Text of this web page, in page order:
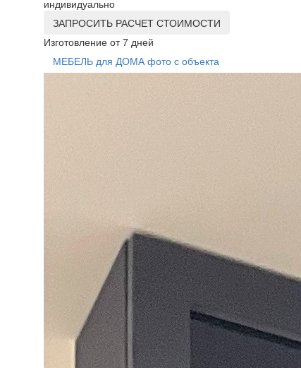
индивидуально
ЗАПРОСИТЬ РАСЧЕТ СТОИМОСТИ
Изготовление от 7 дней
МЕБЕЛЬ для ДОМА фото с объекта